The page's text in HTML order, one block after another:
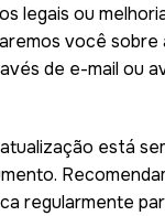
legais ou
você sobre
de e-mail ou
está
regularmente